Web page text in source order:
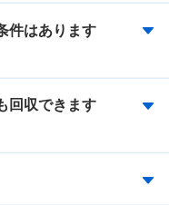
件はあります
回収できます